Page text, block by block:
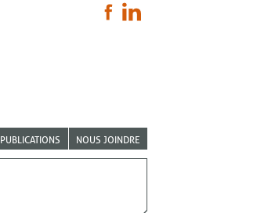
PUBLICATIONS NOUS JOINDRE